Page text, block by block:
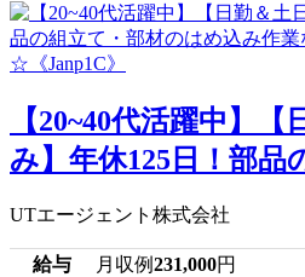
【20~40代活躍中】
み】年休125日！部品
UTエージェント株式会社
給与 月収例231,000円